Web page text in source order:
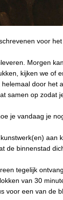
voor het
Morgen
kijken we of
door het
samen op zodat
je vandaag je
aan
de binnenstad
tegelijk
van 30
voor een van de